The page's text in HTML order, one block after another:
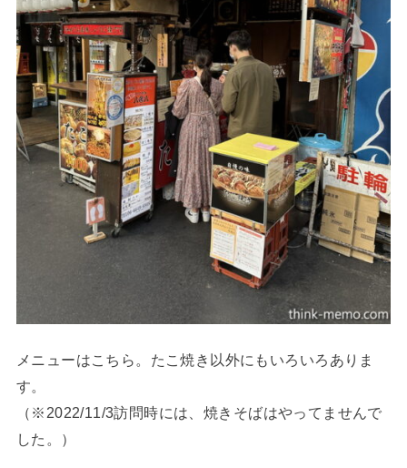
メニューはこちら。たこ焼き以外にもいろいろありま
す。
（※2022/11/3訪問時には、焼きそばはやってませんで
した。）